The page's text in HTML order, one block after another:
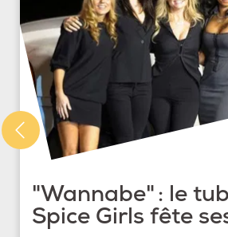
"Wannabe" : le
Spice Girls fête